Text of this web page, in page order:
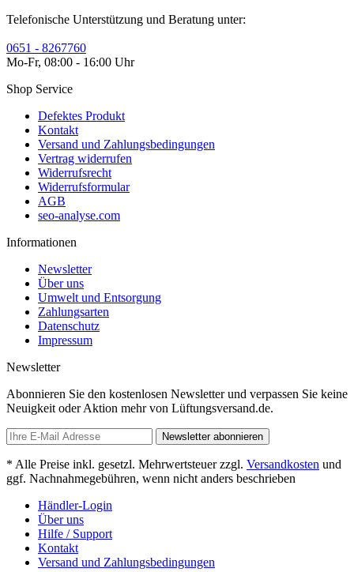
Telefonische Unterstützung und Beratung unter:
0651 - 8267760
Mo-Fr, 08:00 - 16:00 Uhr
Shop Service
Defektes Produkt
Kontakt
Versand und Zahlungsbedingungen
Vertrag widerrufen
Widerrufsrecht
Widerrufsformular
AGB
seo-analyse.com
Informationen
Newsletter
Über uns
Umwelt und Entsorgung
Zahlungsarten
Datenschutz
Impressum
Newsletter
Abonnieren Sie den kostenlosen Newsletter und verpassen Sie keine
Neuigkeit oder Aktion mehr von Lüftungsversand.de.
Newsletter abonnieren
* Alle Preise inkl. gesetzl. Mehrwertsteuer zzgl. Versandkosten und
ggf. Nachnahmegebühren, wenn nicht anders beschrieben
Händler-Login
Über uns
Hilfe / Support
Kontakt
Versand und Zahlungsbedingungen